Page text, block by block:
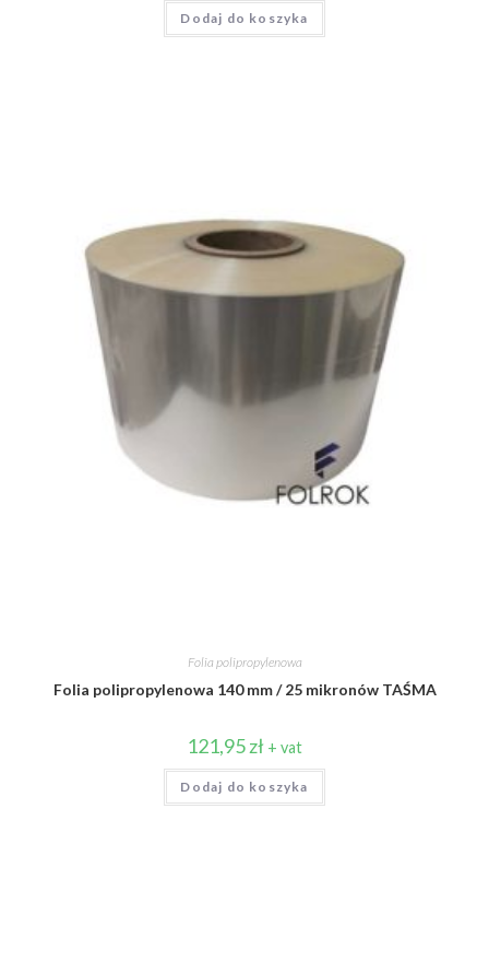
Dodaj do koszyka
Folia polipropylenowa
Folia polipropylenowa 140 mm / 25 mikronów TAŚMA
121,95zł + vat
Dodaj do koszyka